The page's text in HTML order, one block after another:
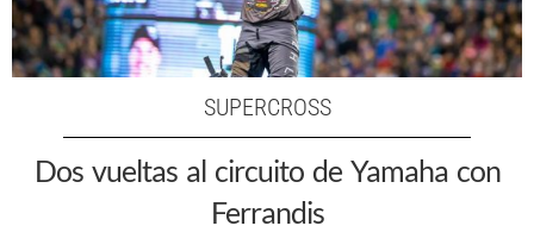
SUPERCROSS
Dos vueltas al circuito de Yamaha con
Ferrandis